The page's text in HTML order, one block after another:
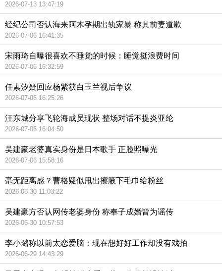
2026-07-13 13:47:19
经纪公司否认海来阿木孕期出轨家暴 称其前妻道歉
2026-07-06 16:41:35
宋雨琦自曝很喜欢不睡觉的时候：睡觉挺浪费时间
2026-07-06 16:32:59
任素汐疑回应杨紫获白玉兰视后争议
2026-07-06 16:25:26
汪东城分享飞轮海成员现状 整场对话不提炎亚纶
2026-07-06 16:04:50
吴建豪老婆真实身份是日本歌手 正脸照曝光
2026-07-06 15:58:16
毫无距离感？曹格疑似甩出擦腋下毛巾给粉丝
2026-06-30 11:03:22
吴建豪方否认网传老婆身份 称奉子成婚皆为谣传
2026-06-30 10:57:53
李小璐称以前太恋爱脑：现在想好好工作却没有戏拍
2026-06-29 14:43:29